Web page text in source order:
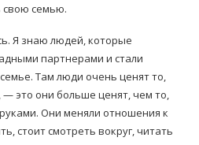
свою семью.
Я знаю людей, которые
партнерами и стали
Там люди очень ценят то,
— это они больше ценят, чем то,
Они меняли отношения к
стоит смотреть вокруг, читать